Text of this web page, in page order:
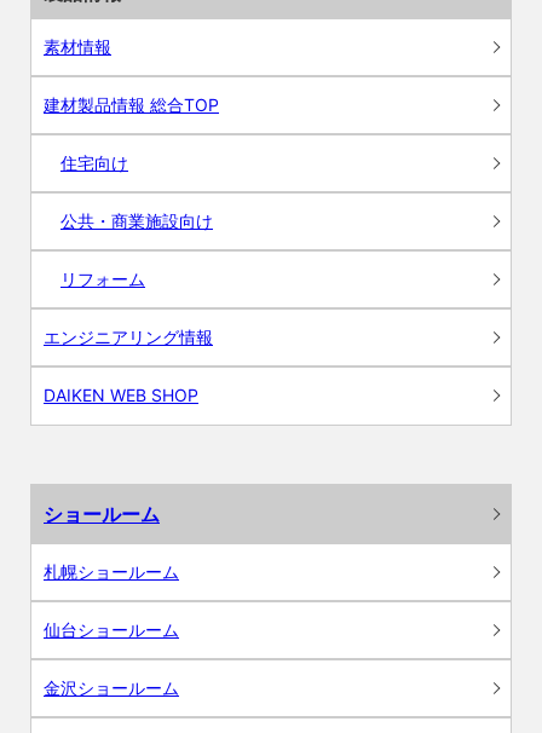
素材情報
建材製品情報 総合TOP
住宅向け
公共・商業施設向け
リフォーム
エンジニアリング情報
DAIKEN WEB SHOP
ショールーム
札幌ショールーム
仙台ショールーム
金沢ショールーム